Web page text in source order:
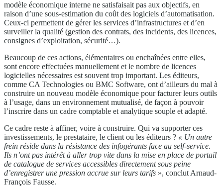
modèle économique interne ne satisfaisait pas aux objectifs, en
raison d’une sous-estimation du coût des logiciels d’automatisation.
Ceux-ci permettent de gérer les services d’infrastructures et d’en
surveiller la qualité (gestion des contrats, des incidents, des licences,
consignes d’exploitation, sécurité…).
Beaucoup de ces actions, élémentaires ou enchaînées entre elles,
sont encore effectuées manuellement et le nombre de licences
logicielles nécessaires est souvent trop important. Les éditeurs,
comme CA Technologies ou BMC Software, ont d’ailleurs du mal à
construire un nouveau modèle économique pour facturer leurs outils
à l’usage, dans un environnement mutualisé, de façon à pouvoir
l’inscrire dans un cadre comptable et analytique souple et adapté.
Ce cadre reste à affiner, voire à construire. Qui va supporter ces
investissements, le prestataire, le client ou les éditeurs ? « Un autre
frein réside dans la résistance des infogérants face au self-service.
Ils n’ont pas intérêt à aller trop vite dans la mise en place de portail
de catalogue de services accessibles directement sous peine
d’enregistrer une pression accrue sur leurs tarifs », conclut Arnaud-
François Fausse.